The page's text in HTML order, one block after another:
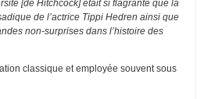
[de Hitchcock] était si flagrante que la
de l’actrice Tippi Hedren ainsi que
non-surprises dans l’histoire des
classique et employée souvent sous